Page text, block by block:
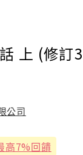
上 (修訂
公司
高7%回饋